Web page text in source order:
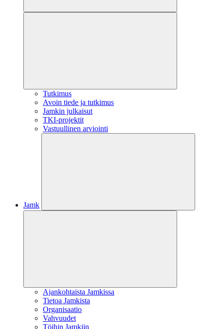
Tutkimus
Avoin tiede ja tutkimus
Jamkin julkaisut
TKI-projektit
Vastuullinen arviointi
Jamk
Ajankohtaista Jamkissa
Tietoa Jamkista
Organisaatio
Vahvuudet
Töihin Jamkiin